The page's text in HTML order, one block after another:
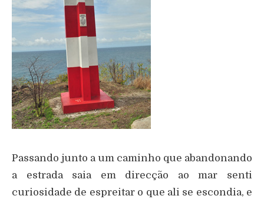
Passando junto a um caminho que abandonando
a estrada saia em direcção ao mar senti
curiosidade de espreitar o que ali se escondia, e